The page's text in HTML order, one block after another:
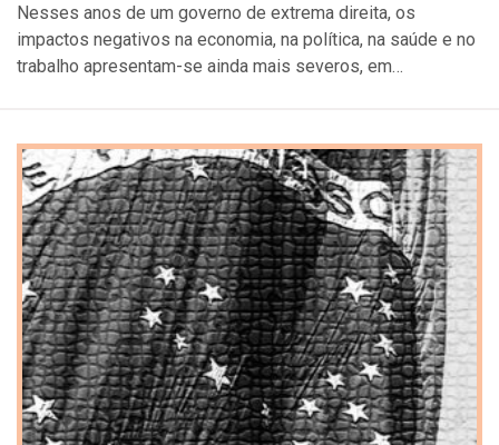
Nesses anos de um governo de extrema direita, os
impactos negativos na economia, na política, na saúde e no
trabalho apresentam-se ainda mais severos, em…